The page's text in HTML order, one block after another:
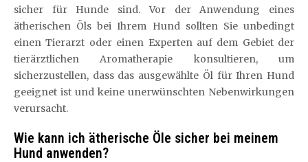
sicher für Hunde sind. Vor der Anwendung eines
ätherischen Öls bei Ihrem Hund sollten Sie unbedingt
einen Tierarzt oder einen Experten auf dem Gebiet der
tierärztlichen Aromatherapie konsultieren, um
sicherzustellen, dass das ausgewählte Öl für Ihren Hund
geeignet ist und keine unerwünschten Nebenwirkungen
verursacht.
Wie kann ich ätherische Öle sicher bei meinem
Hund anwenden?